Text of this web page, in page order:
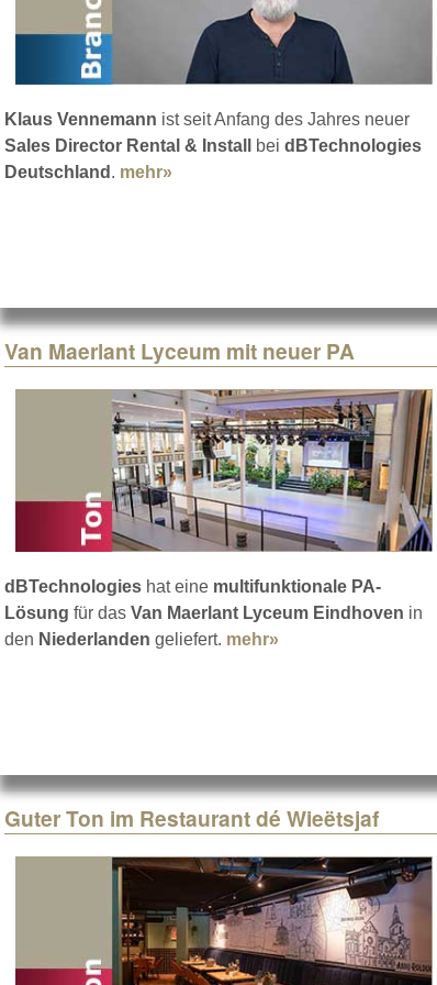
VIO L1608
Klaus Vennemann ist seit Anfang des Jahres neuer
Sales Director Rental & Install
bei dBTechnologies
Deutschland . mehr»
bei den Jazztagen
Van Maerlant Lyceum mit neuer PA
dBTechnologies hat eine multifunktionale PA-
Lösung für das Van Maerlant Lyceum Eindhoven in
den Niederlanden geliefert. mehr»
Guter Ton im Restaurant dé Wieëtsjaf